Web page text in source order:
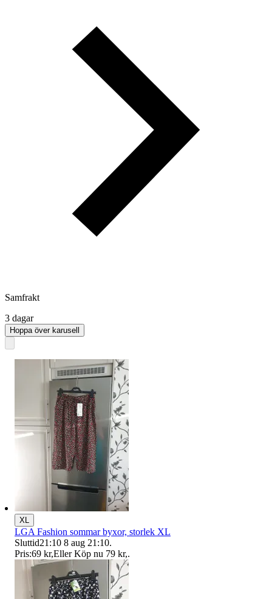
Samfrakt
3 dagar
Hoppa över karusell
XL
LGA Fashion sommar byxor, storlek XL
Sluttid21:10 8 aug 21:10.
Pris:69 kr,Eller Köp nu 79 kr,.